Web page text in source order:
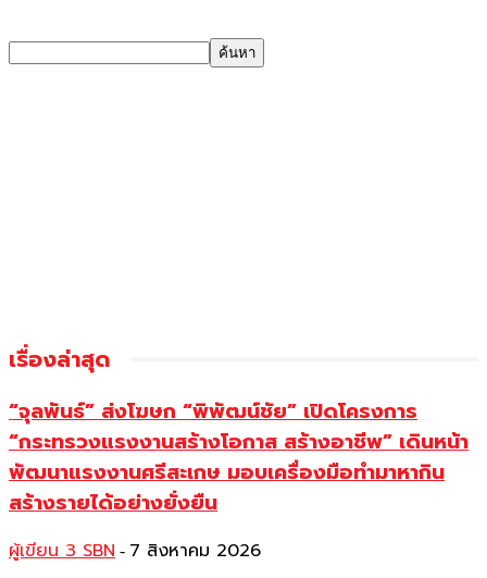
เรื่องล่าสุด
“จุลพันธ์” ส่งโฆษก “พิพัฒน์ชัย” เปิดโครงการ
“กระทรวงแรงงานสร้างโอกาส สร้างอาชีพ” เดินหน้า
พัฒนาแรงงานศรีสะเกษ มอบเครื่องมือทำมาหากิน
สร้างรายได้อย่างยั่งยืน
ผู้เขียน 3 SBN - 7 สิงหาคม 2026